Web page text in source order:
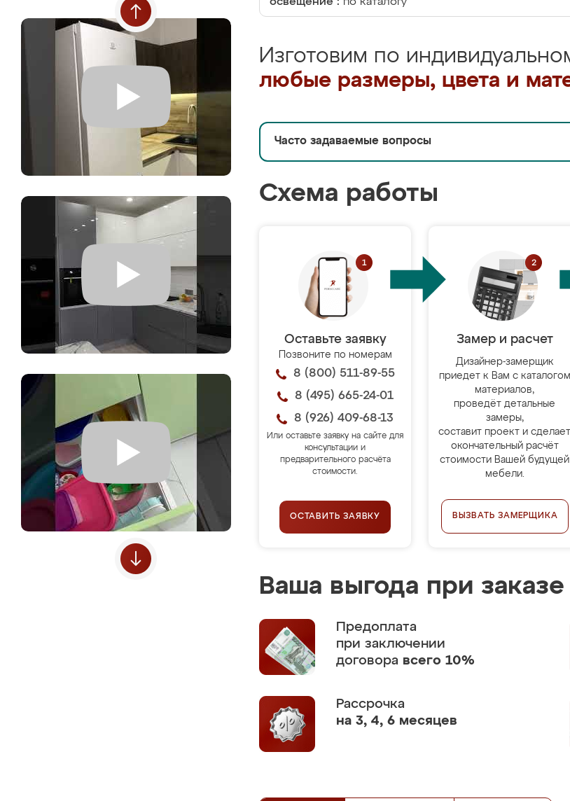
Изготовим по
любые размеры, цвета и
Часто задаваемые вопросы
Схема работы
Оставьте заявку
Позвоните по номерам
8 (800) 511-89-55
8 (495) 665-24-01
8 (926) 409-68-13
Или оставьте заявку на сайте для
консультации и
предварительного расчёта
стоимости.
ОСТАВИТЬ ЗАЯВКУ
Замер и расчет
Дизайнер-замерщик
приедет к Вам с каталогом
материалов,
проведёт детальные
замеры,
составит проект и сделает
окончательный расчёт
стоимости Вашей будущей
мебели.
ВЫЗВАТЬ ЗАМЕРЩИКА
Ваша выгода при заказе
Предоплата
при заключении
договора всего 10%
Рассрочка
на 3, 4, 6 месяцев